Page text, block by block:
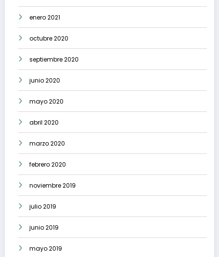
enero 2021
octubre 2020
septiembre 2020
junio 2020
mayo 2020
abril 2020
marzo 2020
febrero 2020
noviembre 2019
julio 2019
junio 2019
mayo 2019